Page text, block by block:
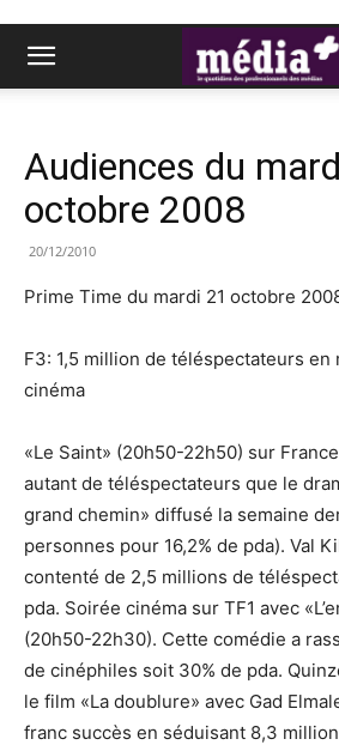
Audiences du
octobre 2008
20/12/2010
Prime Time du mardi 21 octobre
F3: 1,5 million de téléspectateurs en
cinéma
«Le Saint» (20h50-22h50) sur
autant de téléspectateurs que le
grand chemin» diffusé la semaine
personnes pour 16,2% de pda). Val
contenté de 2,5 millions de
pda. Soirée cinéma sur TF1 avec
(20h50-22h30). Cette comédie a
de cinéphiles soit 30% de pda.
le film «La doublure» avec Gad
franc succès en séduisant 8,3